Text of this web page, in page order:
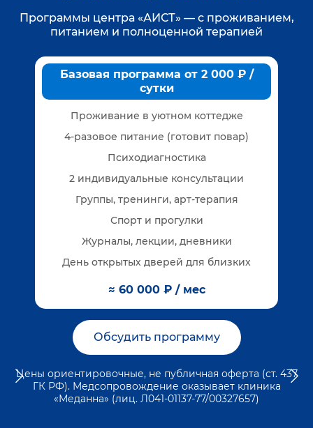
Программы центра «АИСТ» — с проживанием,
питанием и полноценной терапией
Базовая программа от 2 000 ₽ /
сутки
Проживание в уютном коттедже
4-разовое питание (готовит повар)
Психодиагностика
2 индивидуальные консультации
Группы, тренинги, арт-терапия
Спорт и прогулки
Журналы, лекции, дневники
День открытых дверей для близких
≈ 60 000 ₽ / мес
Обсудить программу
Цены ориентировочные, не публичная оферта (ст. 437
ГК РФ). Медсопровождение оказывает клиника
«Меданна» (лиц. Л041-01137-77/00327657)